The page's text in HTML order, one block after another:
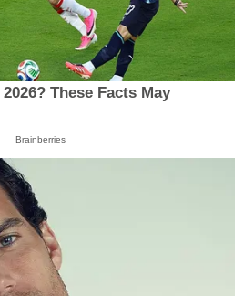
These Facts May
Brainberries